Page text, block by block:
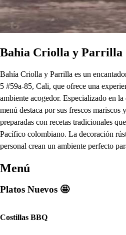
Bahia Criolla y Parrilla
Bahía Criolla y Parrilla es un
5 #59a-85, Cali, que ofrece una
ambiente acogedor. Especializado en
menú destaca por sus frescos mariscos
preparadas con recetas tradicionales
Pacífico colombiano. La decoración
personal crean un ambiente perfecto
Menú
Platos Nuevos 🤩
Costillas BBQ